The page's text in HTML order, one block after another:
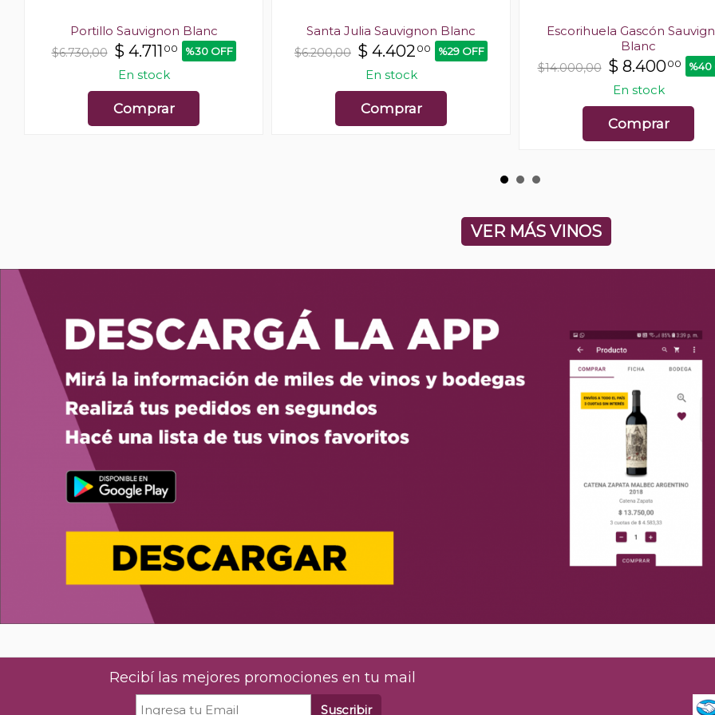
Portillo Sauvignon Blanc
$6.730,00 $ 4.711 00 %30 OFF
En stock
Comprar
Santa Julia Sauvignon Blanc
$6.200,00 $ 4.402 00 %29 OFF
En stock
Comprar
Escorihuela Gascón
Blanc
$14.000,00 $ 8.40000 %40
En stock
Comprar
VER MÁS VINOS
Recibí las mejores promociones en tu mail
Suscribir